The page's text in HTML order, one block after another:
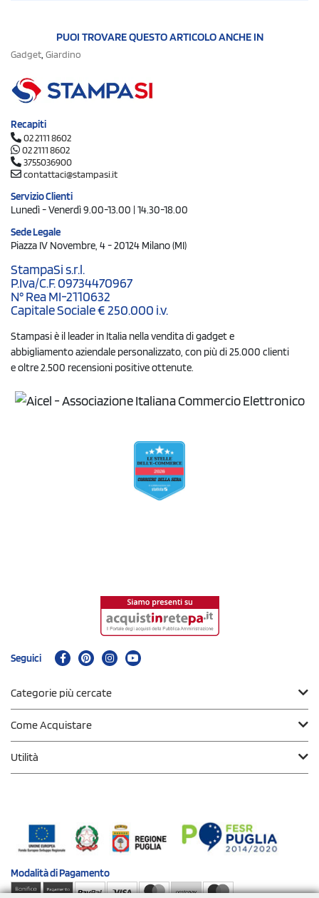
PUOI TROVARE QUESTO ARTICOLO ANCHE IN
Gadget, Giardino
Recapiti
02 2111 8602
02 2111 8602
3755036900
contattaci@stampasi.it
Servizio Clienti
Lunedì - Venerdì 9.00-13.00 | 14.30-18.00
Sede Legale
Piazza IV Novembre, 4 - 20124 Milano (MI)
StampaSi s.r.l.
P.Iva/C.F. 09734470967
N° Rea MI-2110632
Capitale Sociale € 250.000 i.v.
Stampasi è il leader in Italia nella vendita di gadget e
abbigliamento aziendale personalizzato, con più di 25.000 clienti
e oltre 2.500 recensioni positive ottenute.
Seguici
Categorie più cercate
Come Acquistare
Utilità
Modalità diPagamento